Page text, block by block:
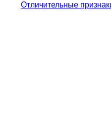
Отличительные